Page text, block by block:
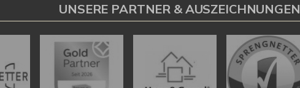
UNSERE PARTNER & AUSZEICHNUNGEN